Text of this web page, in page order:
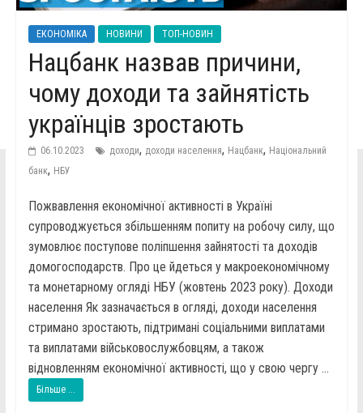
ЕКОНОМІКА НОВИНИ ТОП-НОВИН
Нацбанк назвав причини,
чому доходи та зайнятість
українців зростають
06.10.2023 доходи, доходи населення, Нацбанк, Національний
банк, НБУ
Пожвавлення економічної активності в Україні
супроводжується збільшенням попиту на робочу силу, що
зумовлює поступове поліпшення зайнятості та доходів
домогосподарств. Про це йдеться у макроекономічному
та монетарному огляді НБУ (жовтень 2023 року). Доходи
населення Як зазначається в огляді, доходи населення
стримано зростають, підтримані соціальними виплатами
та виплатами військовослужбовцям, а також
відновленням економічної активності, що у свою чергу ...
Більше ...